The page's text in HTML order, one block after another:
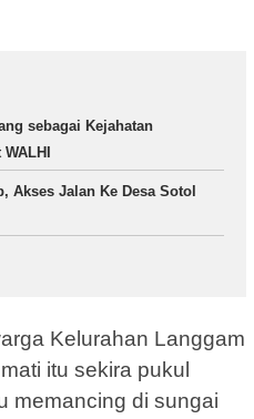
sebagai Kejahatan
Akses Jalan Ke Desa Sotol
Kelurahan Langgam
itu sekira pukul
memancing di sungai